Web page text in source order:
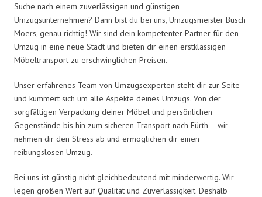
Suche nach einem zuverlässigen und günstigen
Umzugsunternehmen? Dann bist du bei uns, Umzugsmeister Busch
Moers, genau richtig! Wir sind dein kompetenter Partner für den
Umzug in eine neue Stadt und bieten dir einen erstklassigen
Möbeltransport zu erschwinglichen Preisen.
Unser erfahrenes Team von Umzugsexperten steht dir zur Seite
und kümmert sich um alle Aspekte deines Umzugs. Von der
sorgfältigen Verpackung deiner Möbel und persönlichen
Gegenstände bis hin zum sicheren Transport nach Fürth – wir
nehmen dir den Stress ab und ermöglichen dir einen
reibungslosen Umzug.
Bei uns ist günstig nicht gleichbedeutend mit minderwertig. Wir
legen großen Wert auf Qualität und Zuverlässigkeit. Deshalb